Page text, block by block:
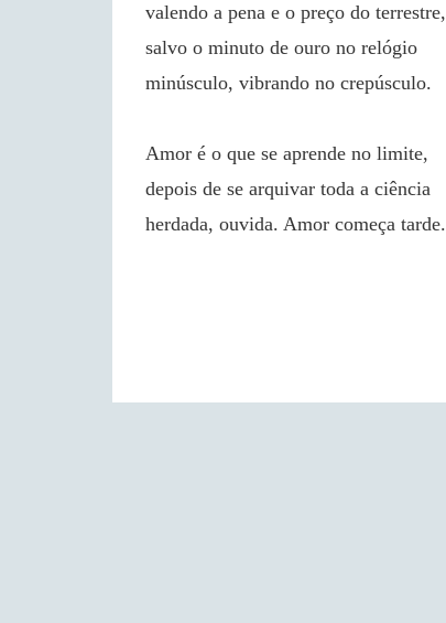
valendo a pena e o preço do terrestre,
salvo o minuto de ouro no relógio
minúsculo, vibrando no crepúsculo.
Amor é o que se aprende no limite,
depois de se arquivar toda a ciência
herdada, ouvida. Amor começa tarde.